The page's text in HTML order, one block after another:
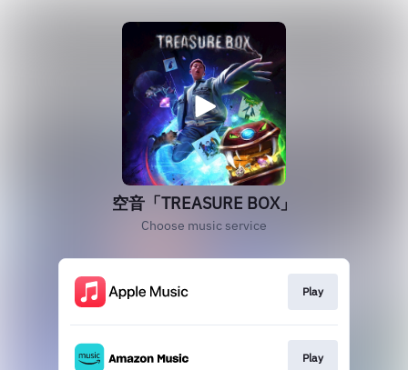
空音「TREASURE BOX」
Choose music service
Play
Play